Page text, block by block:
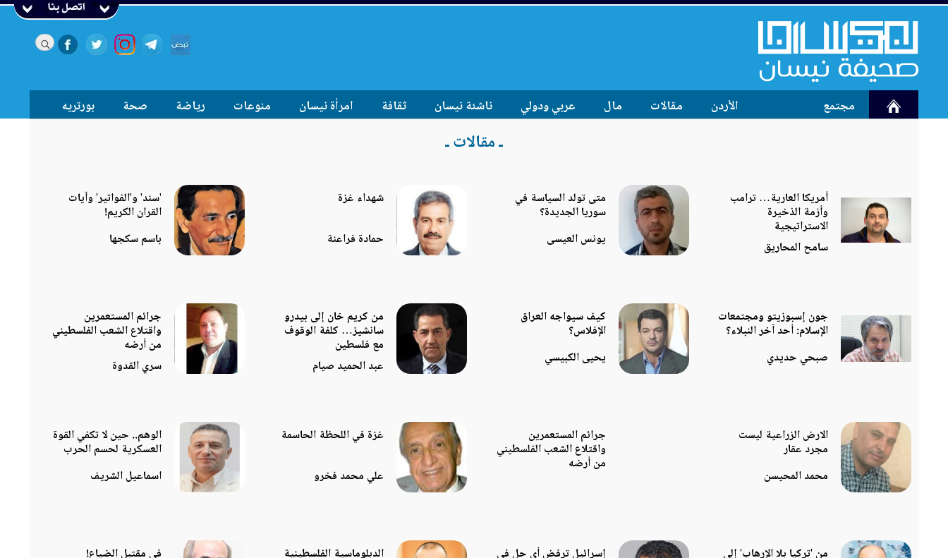
اتصل بنا
مجتمع الأردن مقالات مال عربي ودولي ناشئة نيسان ثقافة امرأة نيسان منوعات رياضة صحة بورتريه
ـ مقالات ـ
أمريكا العارية… ترامب
وأزمة الذخيرة
الاستراتيجية
سامح المحاريق
متى تولد السياسة في
سوريا الجديدة؟
يونس العيسى
شهداء غزة
حمادة فراعنة
'سند' و'الفواتير' وآيات
القران الكريم!
باسم سكجها
جون إسبوزيتو ومجتمعات
الإسلام: أحد آخر النبلاء؟
صبحي حديدي
كيف سيواجه العراق
الإفلاس؟
يحيى الكبيسي
من كريم خان إلى بيدرو
سانشيز… كلفة الوقوف
مع فلسطين
عبد الحميد صيام
جرائم المستعمرين
واقتلاع الشعب الفلسطيني
من أرضه
سري القدوة
الارض الزراعية ليست
مجرد عقار
محمد المحيسن
جرائم المستعمرين
واقتلاع الشعب الفلسطيني
من أرضه
غزة في اللحظة الحاسمة
علي محمد فخرو
الوهم.. حين لا تكفي القوة
العسكرية لحسم الحرب
اسماعيل الشريف